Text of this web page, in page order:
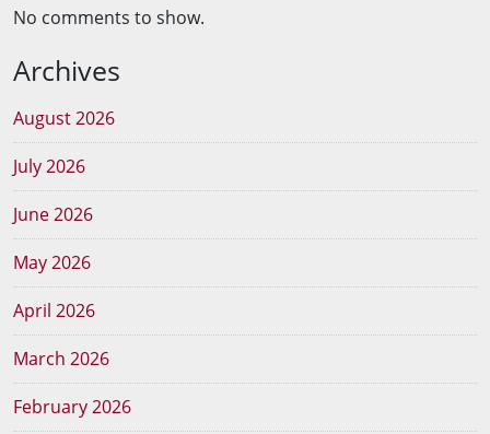
No comments to show.
Archives
August 2026
July 2026
June 2026
May 2026
April 2026
March 2026
February 2026